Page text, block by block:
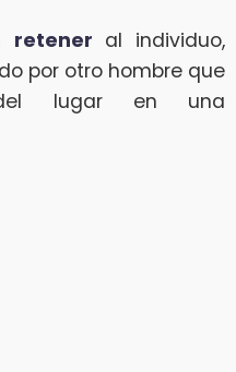
retener al individuo,
por otro hombre que
lugar en una